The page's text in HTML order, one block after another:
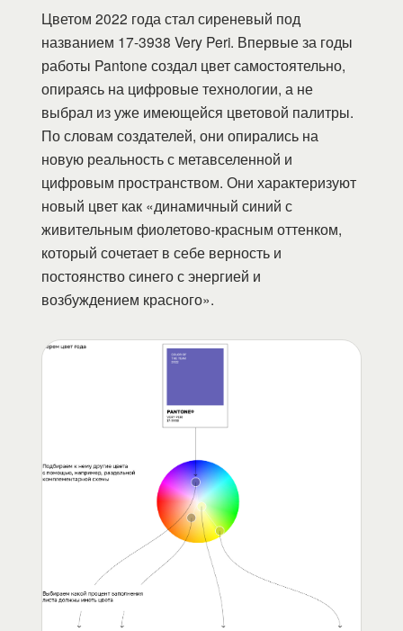
Цветом 2022 года стал сиреневый под
названием 17-3938 Very Peri. Впервые за годы
работы Pantone создал цвет самостоятельно,
опираясь на цифровые технологии, а не
выбрал из уже имеющейся цветовой палитры.
По словам создателей, они опирались на
новую реальность с метавселенной и
цифровым пространством. Они характеризуют
новый цвет как «динамичный синий с
живительным фиолетово-красным оттенком,
который сочетает в себе верность и
постоянство синего с энергией и
возбуждением красного».